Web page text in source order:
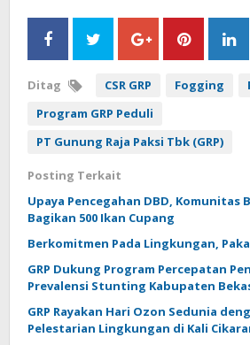
Ditag CSR GRP Fogging
Program GRP Peduli
PT Gunung Raja Paksi Tbk (GRP)
Posting Terkait
Upaya Pencegahan DBD, Komunitas
Bagikan 500 Ikan Cupang
Berkomitmen Pada Lingkungan,
GRP Dukung Program Percepatan
Prevalensi Stunting Kabupaten
GRP Rayakan Hari Ozon Sedunia
Pelestarian Lingkungan di Kali